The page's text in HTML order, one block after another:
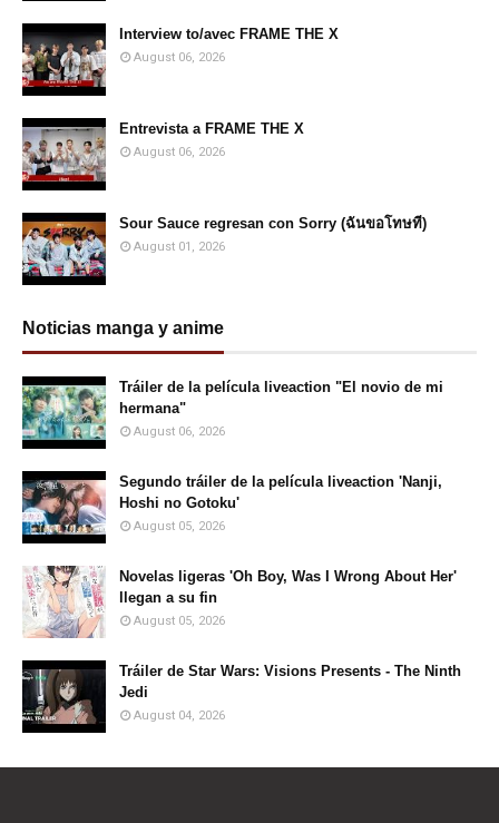
Interview to/avec FRAME THE X
August 06, 2026
Entrevista a FRAME THE X
August 06, 2026
Sour Sauce regresan con Sorry (ฉันขอโทษที)
August 01, 2026
Noticias manga y anime
Tráiler de la película liveaction "El novio de mi
hermana"
August 06, 2026
Segundo tráiler de la película liveaction 'Nanji,
Hoshi no Gotoku'
August 05, 2026
Novelas ligeras 'Oh Boy, Was I Wrong About Her'
llegan a su fin
August 05, 2026
Tráiler de Star Wars: Visions Presents - The Ninth
Jedi
August 04, 2026